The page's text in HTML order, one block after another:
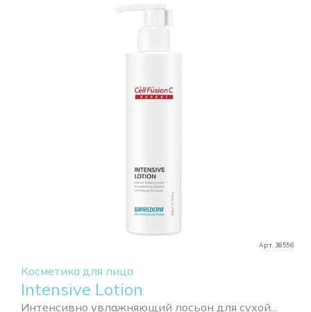
Арт. 38556
Косметика для лица
Intensive Lotion
Интенсивно увлажняющий лосьон для сухой...